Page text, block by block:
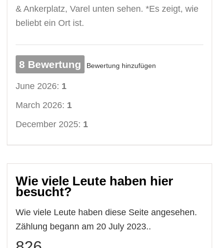
& Ankerplatz, Varel unten sehen. *Es zeigt, wie
beliebt ein Ort ist.
8 Bewertung Bewertung hinzufügen
June 2026: 1
March 2026: 1
December 2025: 1
Wie viele Leute haben hier
besucht?
Wie viele Leute haben diese Seite angesehen.
Zählung begann am 20 July 2023..